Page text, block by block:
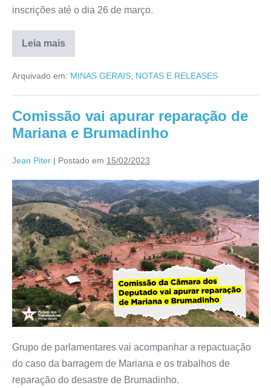
inscrições até o dia 26 de março.
Leia mais
Arquivado em: MINAS GERAIS NOTAS E RELEASES
Comissão vai apurar reparação de
Mariana e Brumadinho
Jean Piter | Postado em 15/02/2023
Grupo de parlamentares vai acompanhar a repactuação
do caso da barragem de Mariana e os trabalhos de
reparação do desastre de Brumadinho.